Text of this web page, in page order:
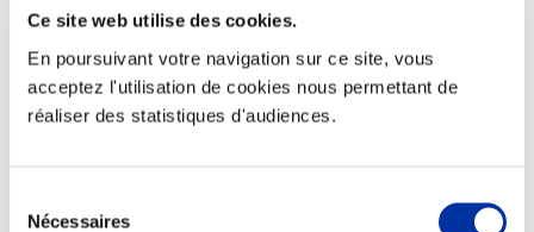
Ce site web utilise des cookies.
En poursuivant votre navigation sur ce site, vous
acceptez l'utilisation de cookies nous permettant de
réaliser des statistiques d'audiences.
Nécessaires
Elevage
Alimentation de qualité, raisonnée et durable